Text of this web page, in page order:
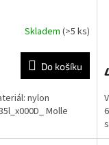
Skladem (>5 ks)
Do košíku
nylon
Molle
z
5